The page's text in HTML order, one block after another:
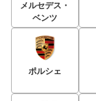
メルセデス・
ベンツ
ポルシェ